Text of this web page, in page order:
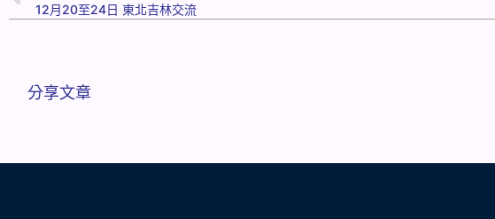
12月20至24日 東北吉林交流
分享文章